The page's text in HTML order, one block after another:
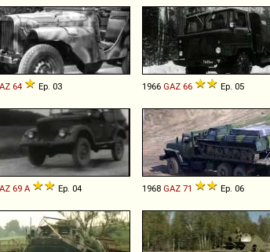
64 Ep. 03 1966 GAZ 66 Ep. 05
69 A Ep. 04 1968 GAZ 71 Ep. 06